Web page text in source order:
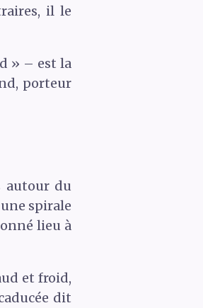
il le
» – est la
porteur
autour du
spirale
lieu à
et froid,
dit